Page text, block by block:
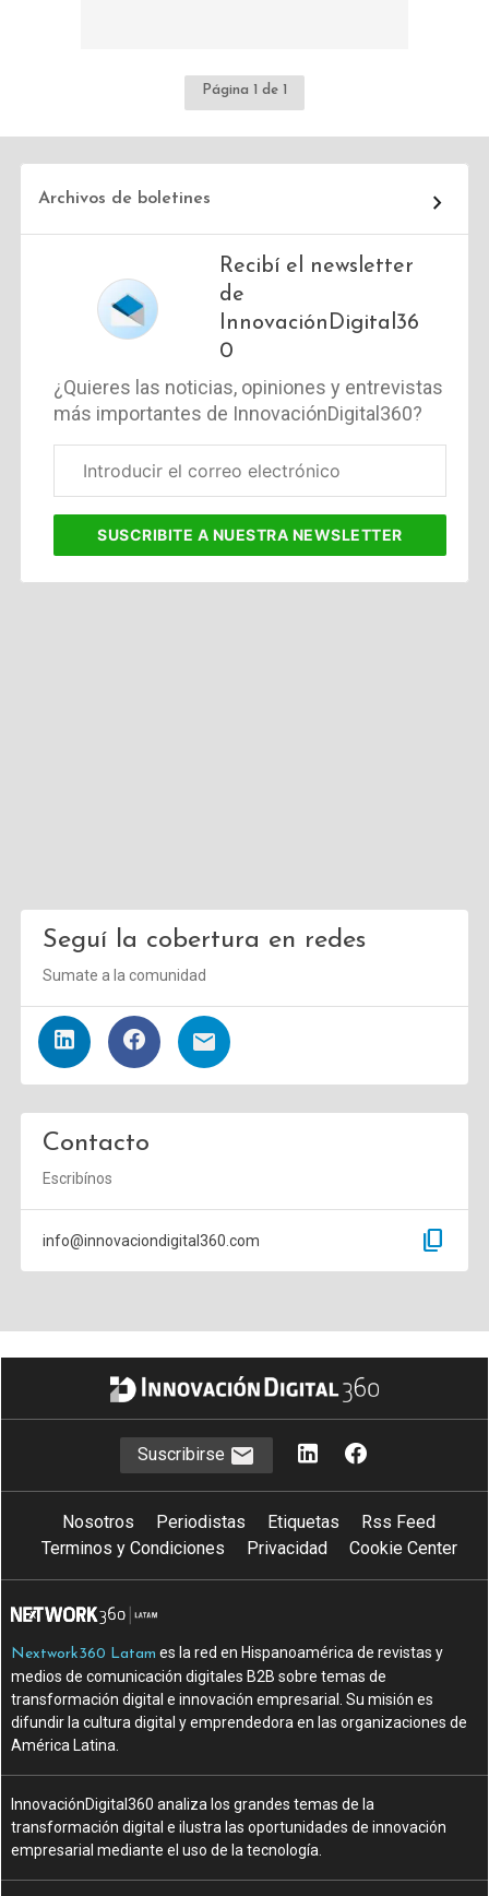
Página 1 de 1
Archivos de boletines
Recibí el newsletter
de
InnovaciónDigital36
0
¿Quieres las noticias, opiniones y entrevistas
más importantes de InnovaciónDigital360?
electrónico
SUSCRIBITE A NUESTRA NEWSLETTER
Seguí la cobertura en redes
Sumate a la comunidad
Contacto
Escribínos
info@innovaciondigital360.com content_copy
Suscribirse
Nosotros Periodistas Etiquetas
Rss Feed
Terminos y Condiciones
Privacidad Cookie Center
Nextwork360 Latam es la red en Hispanoamérica de revistas y
medios de comunicación digitales B2B sobre temas de
transformación digital e innovación empresarial. Su misión es
difundir la cultura digital y emprendedora en las organizaciones de
América Latina.
InnovaciónDigital360 analiza los grandes temas de la
transformación digital e ilustra las oportunidades de innovación
empresarial mediante el uso de la tecnología.